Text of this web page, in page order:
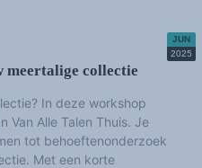
meertalige collectie
In deze workshop
Van Alle Talen Thuis. Je
tot behoeftenonderzoek
Met een korte
JUN
2025